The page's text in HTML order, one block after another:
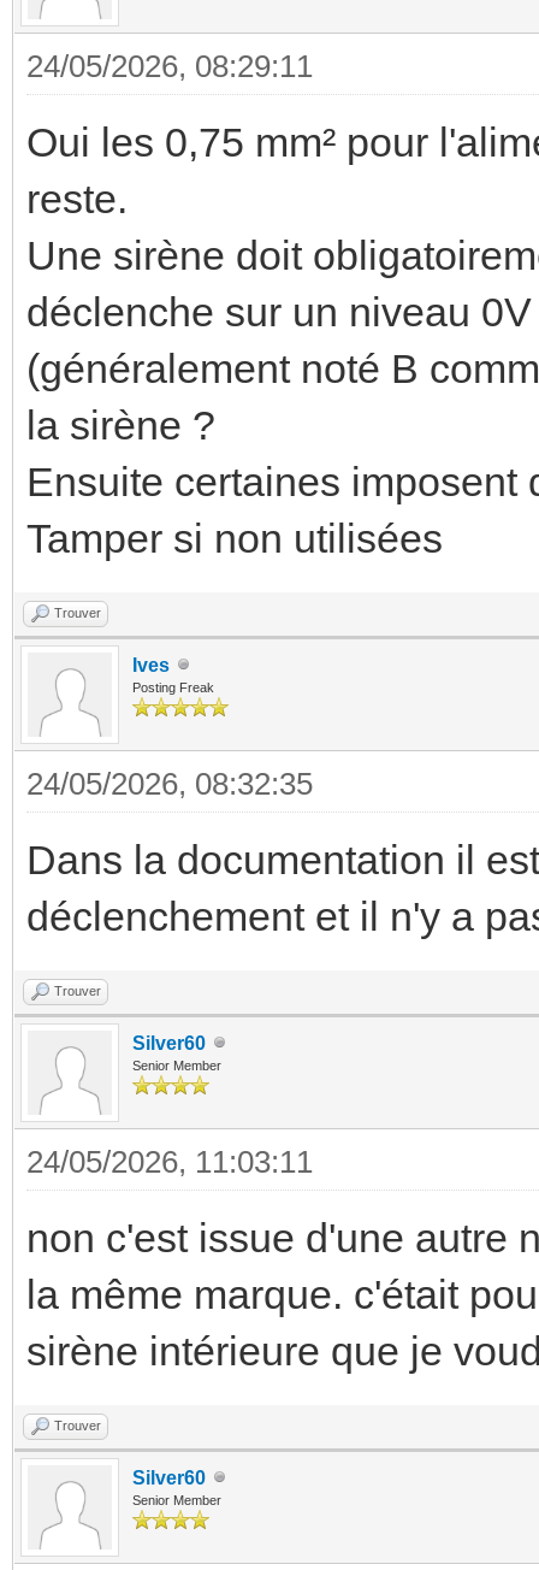
24/05/2026, 08:29:11
Oui les 0,75 mm² pour
reste.
Une sirène doit
déclenche sur un niveau
(généralement noté B
la sirène ?
Ensuite certaines imposent
Tamper si non utilisées
Trouver
Ives
Posting Freak
24/05/2026, 08:32:35
Dans la documentation il
déclenchement et il n'y a
Trouver
Silver60
Senior Member
24/05/2026, 11:03:11
non c'est issue d'une autre
la même marque. c'était
sirène intérieure que je
Trouver
Silver60
Senior Member